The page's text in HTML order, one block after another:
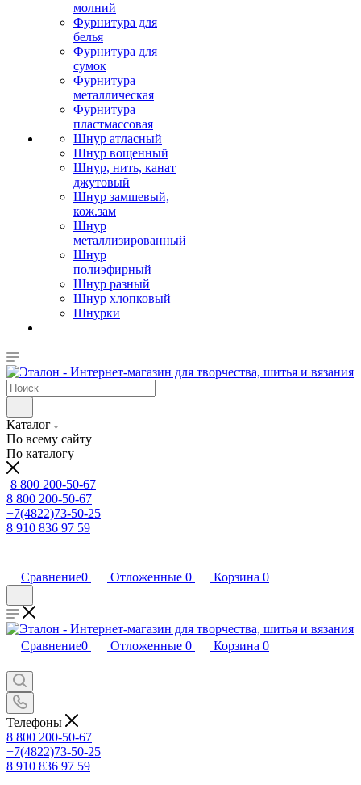
молний
Фурнитура для
белья
Фурнитура для
сумок
Фурнитура
металлическая
Фурнитура
пластмассовая
Шнур атласный
Шнур вощенный
Шнур, нить, канат
джутовый
Шнур замшевый,
кож.зам
Шнур
металлизированный
Шнур
полиэфирный
Шнур разный
Шнур хлопковый
Шнурки
Каталог
По всему сайту
По каталогу
8 800 200-50-67
8 800 200-50-67
+7(4822)73-50-25
8 910 836 97 59
Сравнение0 Отложенные 0 Корзина 0
Сравнение0 Отложенные 0 Корзина 0
Телефоны
8 800 200-50-67
+7(4822)73-50-25
8 910 836 97 59